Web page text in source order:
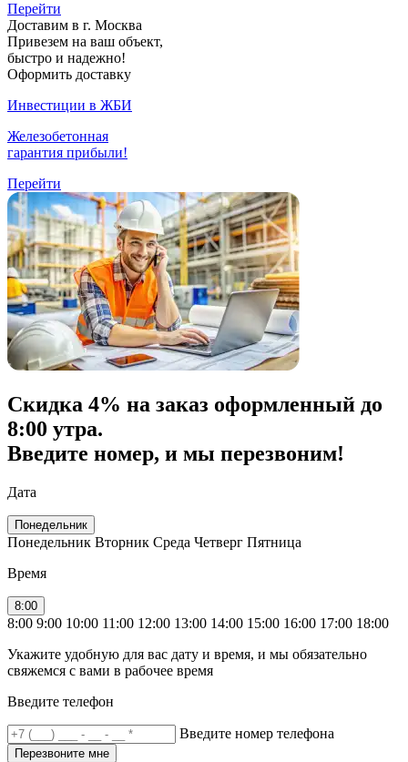
Перейти
Доставим в г. Москва
Привезем на ваш объект,
быстро и надежно!
Оформить доставку
Инвестиции в ЖБИ
Железобетонная
гарантия прибыли!
Перейти
Скидка 4% на заказ оформленный до
8:00 утра.
Введите номер, и мы перезвоним!
Дата
Понедельник
Понедельник Вторник Среда Четверг Пятница
Время
8:00
8:00 9:00 10:00 11:00 12:00 13:00 14:00 15:00 16:00 17:00 18:00
Укажите удобную для вас дату и время, и мы обязательно
свяжемся с вами в рабочее время
Введите телефон
Введите номер телефона
Перезвоните мне